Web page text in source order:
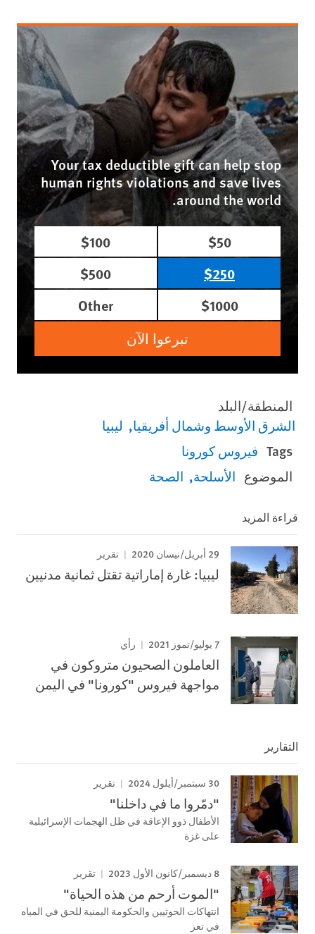
Your tax deductible gift can help stop
human rights violations and save lives
around the world.
$50
$100
$250
$500
$1000
Other
تبرعوا الآن
المنطقة/البلد
الشرق الأوسط وشمال أفريقيا
ليبيا
Tags فيروس كورونا
الموضوع الأسلحة الصحة
قراءة المزيد
29 أبريل/نيسان 2020 تقرير
ليبيا: غارة إماراتية تقتل ثمانية مدنيين
7 يوليو/تموز 2021 رأي
العاملون الصحيون متروكون في
مواجهة فيروس "كورونا" في اليمن
التقارير
30 سبتمبر/أيلول 2024 تقرير
"دمّروا ما في داخلنا"
الأطفال ذوو الإعاقة في ظل الهجمات الإسرائيلية
على غزة
8 ديسمبر/كانون الأول 2023 تقرير
"الموت أرحم من هذه الحياة"
انتهاكات الحوثيين والحكومة اليمنية للحق في المياه
في تعز